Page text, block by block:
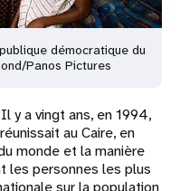
démocratique du
Panos Pictures
Il y a vingt ans, en 1994,
au Caire, en
monde et la manière
les personnes les plus
sur la population